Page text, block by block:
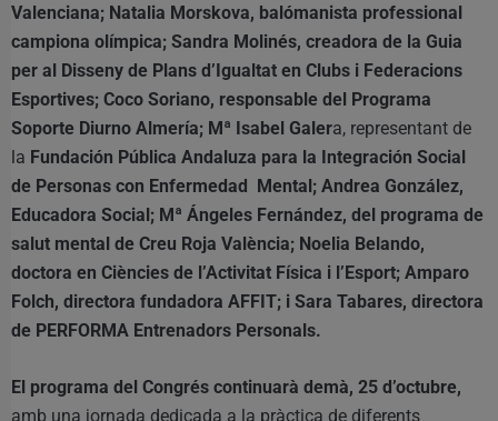
Valenciana; Natalia Morskova, balómanista professional
campiona olímpica; Sandra Molinés, creadora de la Guia
per al Disseny de Plans d’Igualtat en Clubs i Federacions
Esportives; Coco Soriano, responsable del Programa
Soporte Diurno Almería; Mª Isabel Galera, representant de
la Fundación Pública Andaluza para la Integración Social
de Personas con Enfermedad Mental; Andrea González,
Educadora Social; Mª Ángeles Fernández, del programa de
salut mental de Creu Roja València; Noelia Belando,
doctora en Ciències de l’Activitat Física i l’Esport; Amparo
Folch, directora fundadora AFFIT; i Sara Tabares, directora
de PERFORMA Entrenadors Personals.
El programa del Congrés continuarà demà, 25 d’octubre,
amb una jornada dedicada a la pràctica de diferents